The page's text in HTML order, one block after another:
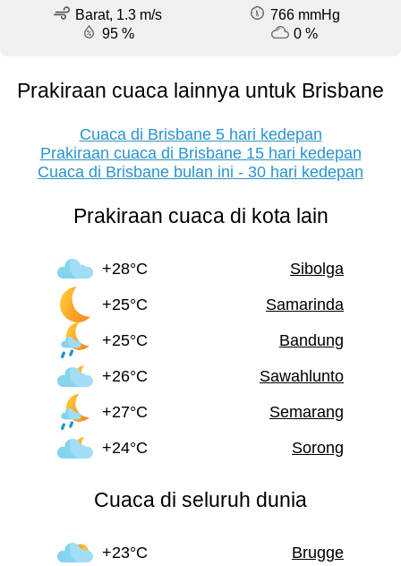
Barat, 1.3 m/s
766 mmHg
95 %
0 %
Prakiraan cuaca lainnya untuk Brisbane
Cuaca di Brisbane 5 hari kedepan
Prakiraan cuaca di Brisbane 15 hari kedepan
Cuaca di Brisbane bulan ini - 30 hari kedepan
Prakiraan cuaca di kota lain
+28°C
Sibolga
+25°C
Samarinda
+25°C
Bandung
+26°C
Sawahlunto
+27°C
Semarang
+24°C
Sorong
Cuaca di seluruh dunia
+23°C Brugge